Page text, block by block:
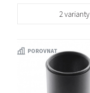
2 varianty
POROVNAT